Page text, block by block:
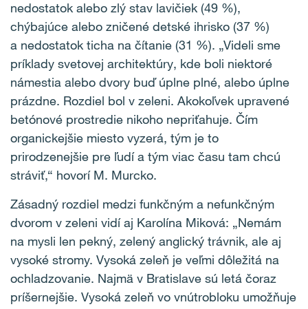
nedostatok alebo zlý stav lavičiek (49 %),
chýbajúce alebo zničené detské ihrisko (37 %)
a nedostatok ticha na čítanie (31 %). „Videli sme
príklady svetovej architektúry, kde boli niektoré
námestia alebo dvory buď úplne plné, alebo úplne
prázdne. Rozdiel bol v zeleni. Akokoľvek upravené
betónové prostredie nikoho nepriťahuje. Čím
organickejšie miesto vyzerá, tým je to
prirodzenejšie pre ľudí a tým viac času tam chcú
stráviť,“ hovorí M. Murcko.
Zásadný rozdiel medzi funkčným a nefunkčným
dvorom v zeleni vidí aj Karolína Miková: „Nemám
na mysli len pekný, zelený anglický trávnik, ale aj
vysoké stromy. Vysoká zeleň je veľmi dôležitá na
ochladzovanie. Najmä v Bratislave sú letá čoraz
príšernejšie. Vysoká zeleň vo vnútrobloku umožňuje